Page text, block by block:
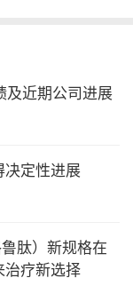
。2025年，
地均以零缺陷
年底，小分
升至超
爬坡，2025年
元，同比增长
及近期公司进展
定性进展
肽）新规格在
疗新选择